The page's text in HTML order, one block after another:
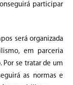
participar
será organizada
em parceria
Por se tratar de um
as normas e